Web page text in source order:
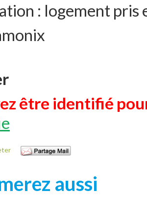
: logement pris
être identifié
aussi